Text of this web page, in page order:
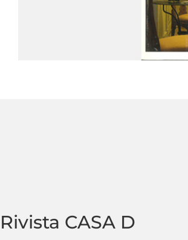
Rivista CASA D